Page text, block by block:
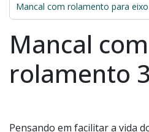
Mancal com rolamento para
Mancal com
rolamento
Pensando em facilitar a vida